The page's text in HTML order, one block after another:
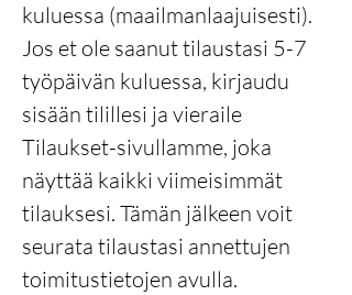
kuluessa (maailmanlaajuisesti).
Jos et ole saanut tilaustasi 5-7
työpäivän kuluessa, kirjaudu
sisään tilillesi ja vieraile
Tilaukset-sivullamme, joka
näyttää kaikki viimeisimmät
tilauksesi. Tämän jälkeen voit
seurata tilaustasi annettujen
toimitustietojen avulla.